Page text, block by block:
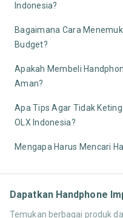
Indonesia?
Bagaimana Cara
Budget?
Apakah Membeli
Aman?
Apa Tips Agar Tidak
OLX Indonesia?
Mengapa Harus Mencari
Dapatkan Handphone
Temukan berbagai produk